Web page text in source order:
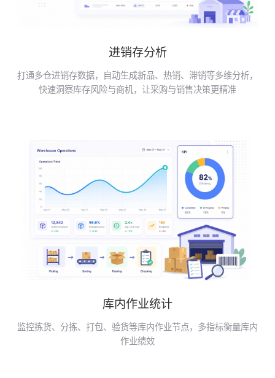
进销存分析
打通多仓进销存数据，自动生成新品、热销、滞销等多维分析，
快速洞察库存风险与商机，让采购与销售决策更精准
库内作业统计
监控拣货、分拣、打包、验货等库内作业节点，多指标衡量库内
作业绩效